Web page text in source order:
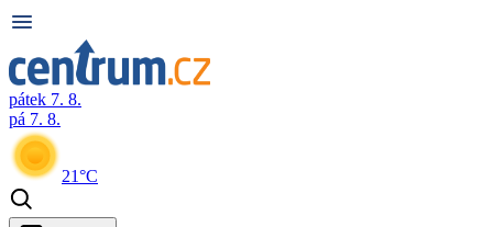
pátek 7. 8.
pá 7. 8.
21°C